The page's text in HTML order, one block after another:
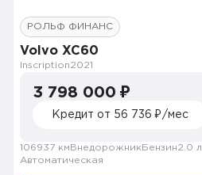
РОЛЬФ ФИНАНС
Volvo XC60
Inscription2021
3 798 000 ₽
Кредит от 56 736 ₽/мес
106937 км Внедорожник Бензин2.0 л.
Автоматическая